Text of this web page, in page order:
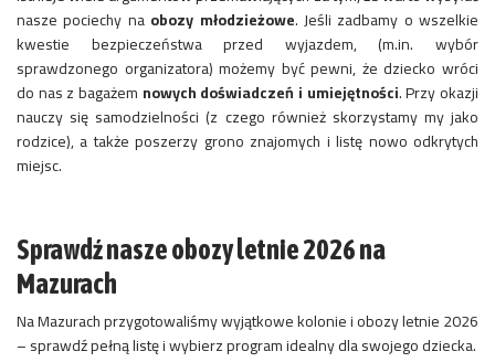
nasze pociechy na obozy młodzieżowe. Jeśli zadbamy o wszelkie
kwestie bezpieczeństwa przed wyjazdem, (m.in. wybór
sprawdzonego organizatora) możemy być pewni, że dziecko wróci
do nas z bagażem nowych doświadczeń i umiejętności. Przy okazji
nauczy się samodzielności (z czego również skorzystamy my jako
rodzice), a także poszerzy grono znajomych i listę nowo odkrytych
miejsc.
Sprawdź nasze obozy letnie 2026 na
Mazurach
Na Mazurach przygotowaliśmy wyjątkowe kolonie i obozy letnie 2026
– sprawdź pełną listę i wybierz program idealny dla swojego dziecka.